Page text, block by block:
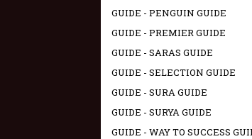
GUIDE - PENGUIN GUIDE
GUIDE - PREMIER GUIDE
GUIDE - SARAS GUIDE
GUIDE - SELECTION GUIDE
GUIDE - SURA GUIDE
GUIDE - SURYA GUIDE
GUIDE - WAY TO SUCCESS